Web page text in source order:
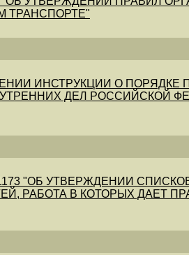
ТРАНСПОРТЕ"
ИНСТРУКЦИИ О ПОРЯДКЕ
ДЕЛ РОССИЙСКОЙ
"ОБ УТВЕРЖДЕНИИ
РАБОТА В КОТОРЫХ ДАЕТ